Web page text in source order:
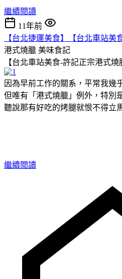
繼續閱讀
11年前
【台北捷運美食】【台北車站美
港式燒臘 美味食記
【台北車站美食-許記正宗港
因為早前工作的關系，平常我幾
但唯有「港式燒臘」例外，特別
聽說那有好吃的烤腿就恨不得立
繼續閱讀